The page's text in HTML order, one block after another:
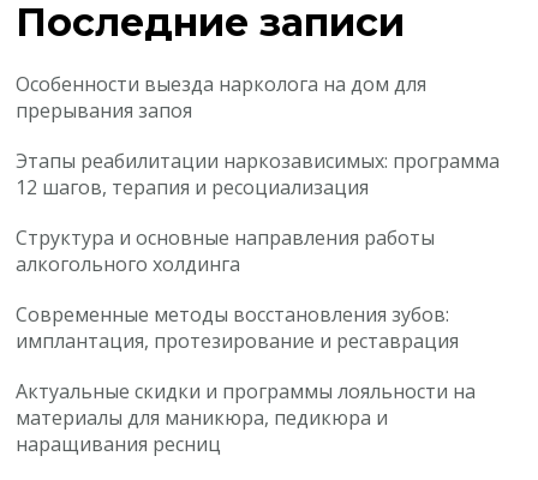
Последние записи
Особенности выезда нарколога на дом для
прерывания запоя
Этапы реабилитации наркозависимых: программа
12 шагов, терапия и ресоциализация
Структура и основные направления работы
алкогольного холдинга
Современные методы восстановления зубов:
имплантация, протезирование и реставрация
Актуальные скидки и программы лояльности на
материалы для маникюра, педикюра и
наращивания ресниц